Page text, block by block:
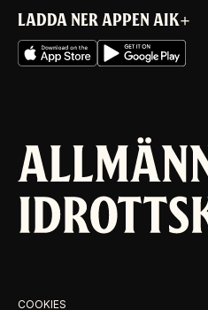
LADDA NER APPEN AIK+
COOKIES